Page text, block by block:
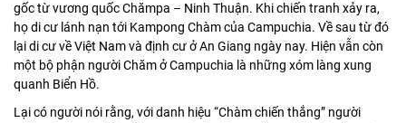
gốc từ vương quốc Chămpa – Ninh Thuận. Khi chiến tranh xảy ra,
họ di cư lánh nạn tới Kampong Chàm của Campuchia. Về sau từ đó
lại di cư về Việt Nam và định cư ở An Giang ngày nay. Hiện vẫn còn
một bộ phận người Chăm ở Campuchia là những xóm làng xung
quanh Biển Hồ.
Lại có người nói rằng, với danh hiệu “Chàm chiến thắng” người